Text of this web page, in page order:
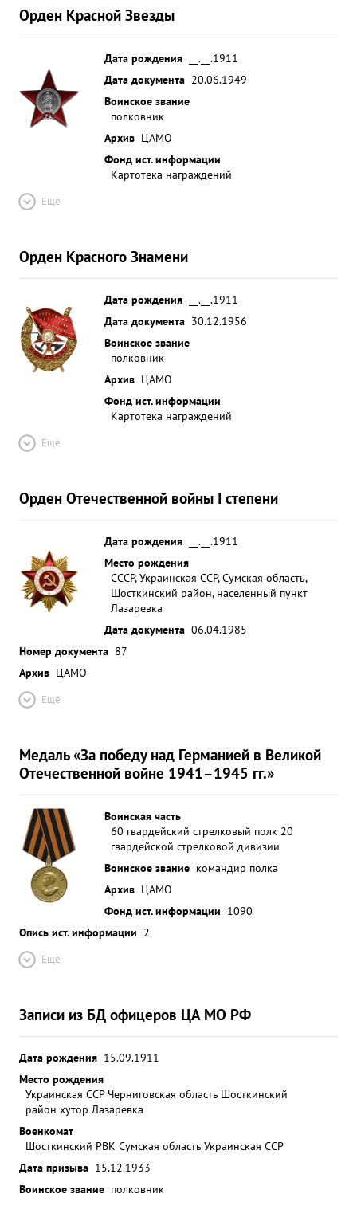
Орден Красной Звезды
Дата рождения
__.__.1911
Дата документа 20.06.1949
Воинское звание
полковник
Архив ЦАМО
Фонд ист. информации
Картотека награждений
Ещё
Орден Красного Знамени
Дата рождения
__.__.1911
Дата документа 30.12.1956
Воинское звание
полковник
Архив ЦАМО
Фонд ист. информации
Картотека награждений
Ещё
Орден Отечественной войны I степени
Дата рождения
__.__.1911
Место рождения
СССР, Украинская ССР, Сумская область,
Шосткинский район, населенный пункт
Лазаревка
Дата документа 06.04.1985
Номер документа 87
Архив ЦАМО
Ещё
Медаль «За победу над Германией в Великой
Отечественной войне 1941–1945 гг.»
Воинская часть
60 гвардейский стрелковый полк 20
гвардейской стрелковой дивизии
Воинское звание командир полка
Архив ЦАМО
Фонд ист. информации 1090
Опись ист. информации 2
Ещё
Записи из БД офицеров ЦА МО РФ
Дата рождения 15.09.1911
Место рождения
Украинская ССР Черниговская область Шосткинский
район хутор Лазаревка
Военкомат
Шосткинский РВК Сумская область Украинская ССР
Дата призыва 15.12.1933
Воинское звание полковник